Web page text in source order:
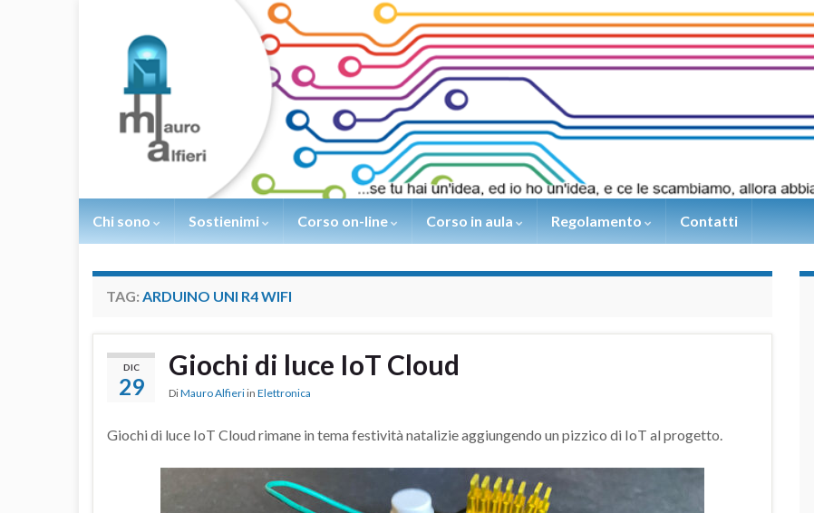
Chi sono Sostienimi Corso on-line Corso in aula Regolamento Contatti
TAG: ARDUINO UNI R4 WIFI
DIC
29
Giochi di luce IoT Cloud
DiMauro Alfieri in Elettronica
Giochi di luce IoT Cloud rimane in tema festività natalizie aggiungendo un pizzico di IoT al progetto.